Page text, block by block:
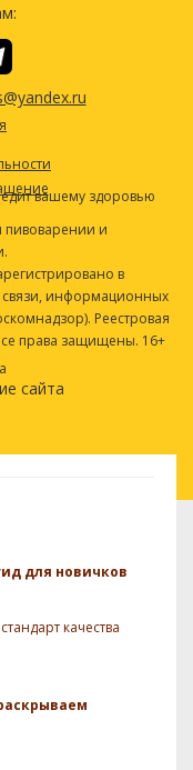
вашему здоровью
и
в
информационных
Реестровая
права защищены. 16+
сайта
для новичков
качества